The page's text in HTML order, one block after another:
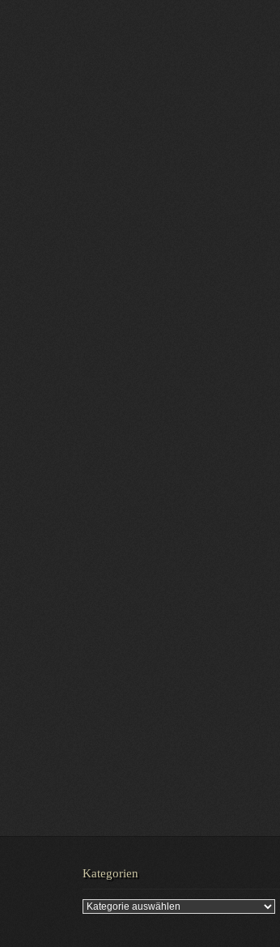
Kategorien
Kategorien